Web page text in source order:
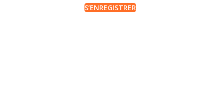
S’ENREGISTRER